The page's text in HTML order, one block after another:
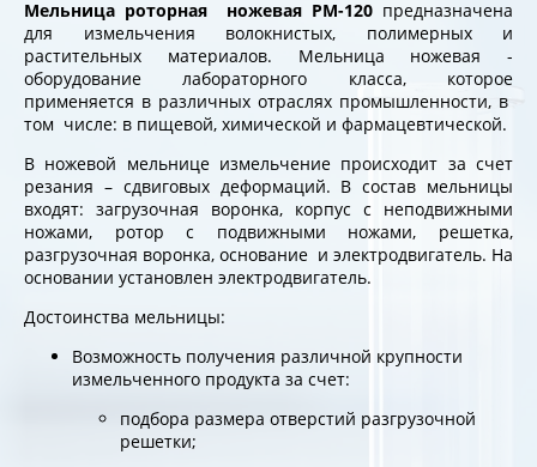
Мельница роторная ножевая РМ-120 предназначена
для измельчения волокнистых, полимерных и
растительных материалов. Мельница ножевая -
оборудование лабораторного класса, которое
применяется в различных отраслях промышленности, в
том числе: в пищевой, химической и фармацевтической.
В ножевой мельнице измельчение происходит за счет
резания – сдвиговых деформаций. В состав мельницы
входят: загрузочная воронка, корпус с неподвижными
ножами, ротор с подвижными ножами, решетка,
разгрузочная воронка, основание и электродвигатель. На
основании установлен электродвигатель.
Достоинства мельницы:
Возможность получения различной крупности
измельченного продукта за счет:
подбора размера отверстий разгрузочной
решетки;